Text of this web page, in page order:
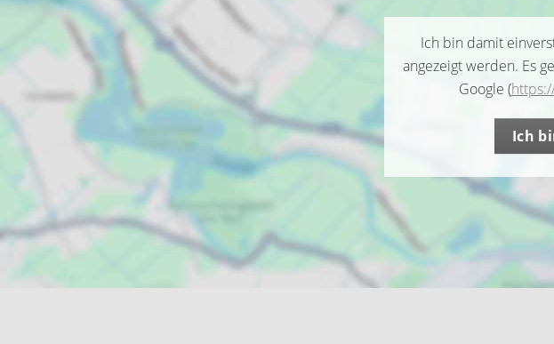
Ich bin damit
angezeigt werden. Es
Google (
Ich